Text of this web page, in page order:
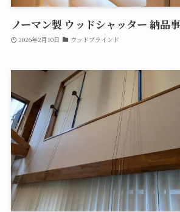
ノーマン製 ウッドシャッター 納品
2026年2月10日 ウッドブラインド